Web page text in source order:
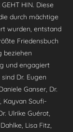
GEHT HIN. Diese
durch mächtige
wurden, entstand
Friedensbuch
beziehen
und engagiert
Dr. Eugen
Ganser, Dr.
Kayvan Soufi-
Ulrike Guérot,
Lisa Fitz,